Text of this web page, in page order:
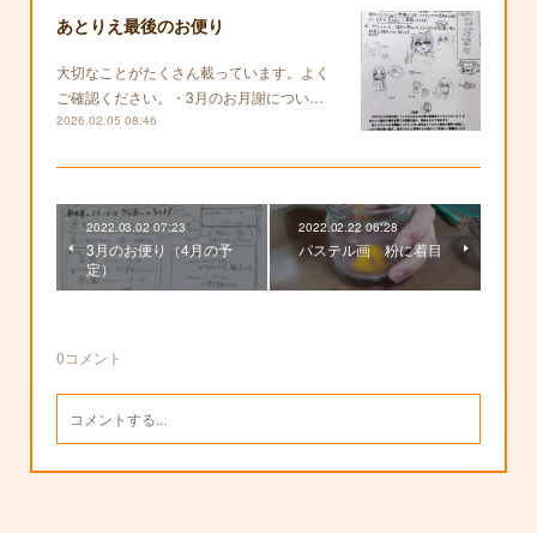
あとりえ最後のお便り
大切なことがたくさん載っています。よく
ご確認ください。・3月のお月謝につい…
2026.02.05 08:46
2022.03.02 07:23
3月のお便り（4月の予
定）
2022.02.22 06:28
パステル画 粉に着目
0コメント